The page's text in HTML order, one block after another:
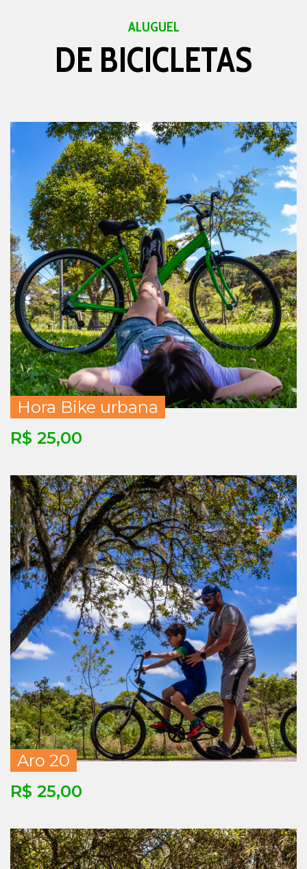
ALUGUEL
DE BICICLETAS
Hora Bike urbana
R$ 25,00
Aro 20
R$ 25,00